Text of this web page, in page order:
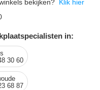
bekijken? Klik hier
in:
30 60
68 87